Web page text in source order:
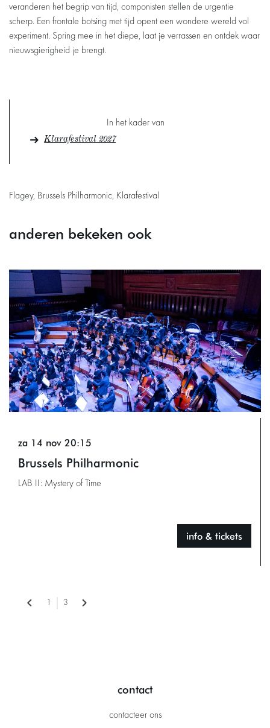
veranderen het begrip van tijd, componisten stellen de urgentie
scherp. Een frontale botsing met tijd opent een wondere wereld vol
experiment. Spring mee in het diepe, laat je verrassen en ontdek waar
nieuwsgierigheid je brengt.
In het kader van
Klarafestival 2027
Flagey, Brussels Philharmonic, Klarafestival
anderen bekeken ook
Brussels Philharmonic
LAB II: Mystery of Time
za 14 nov 20:15
info & tickets
3
contact
contacteer ons